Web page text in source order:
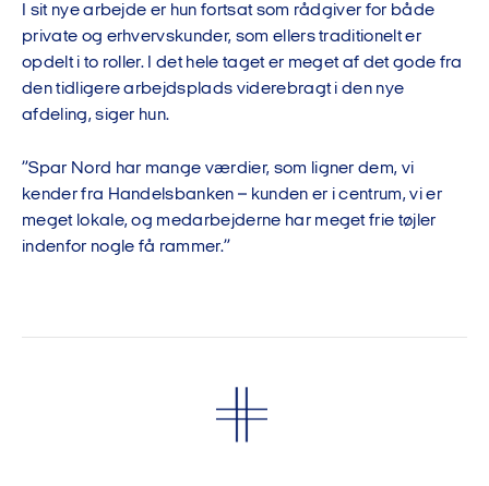
I sit nye arbejde er hun fortsat som rådgiver for både
private og erhvervskunder, som ellers traditionelt er
opdelt i to roller. I det hele taget er meget af det gode fra
den tidligere arbejdsplads viderebragt i den nye
afdeling, siger hun.
”Spar Nord har mange værdier, som ligner dem, vi
kender fra Handelsbanken – kunden er i centrum, vi er
meget lokale, og medarbejderne har meget frie tøjler
indenfor nogle få rammer.”